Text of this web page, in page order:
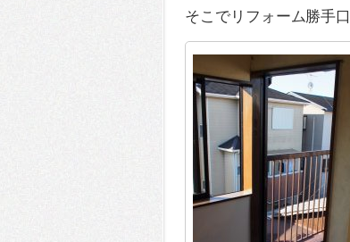
そこでリフォーム勝手